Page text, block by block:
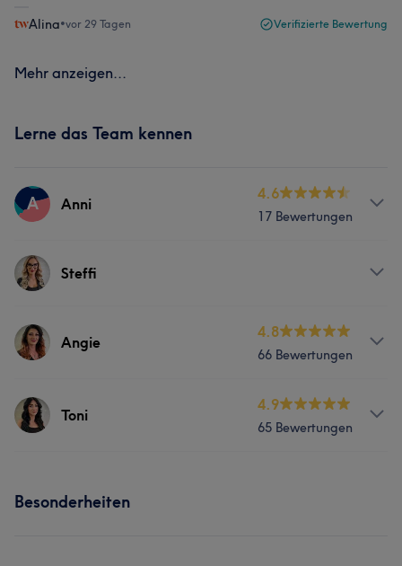
Alina•vor 29 Tagen Verifizierte Bewertung
Mehr anzeigen...
Lerne das Team kennen
A Anni
4.6
17 Bewertungen
Services
Was unsere Kunden über Anni sagen
Professionell
Steffi
Services
Angie
4.8
66 Bewertungen
Services
Was unsere Kunden über Angie sagen
Toni
4.9
65 Bewertungen
Besonderheiten